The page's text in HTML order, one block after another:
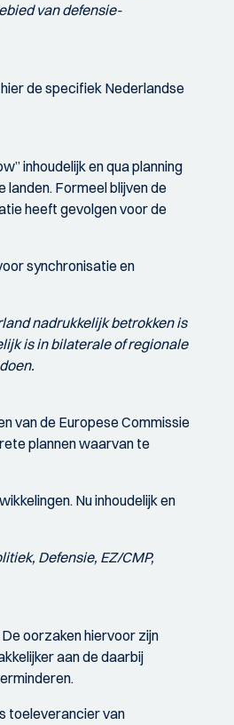
van defensie-
de specifiek Nederlandse
inhoudelijk en qua planning
Formeel blijven de
heeft gevolgen voor de
synchronisatie en
nadrukkelijk betrokkenis
is in bilaterale of regionale
van de Europese Commissie
plannen waarvan te
Nu inhoudelijk en
Defensie, EZ/CMP,
oorzaken hiervoor zijn
aan de daarbij
toeleverancier van